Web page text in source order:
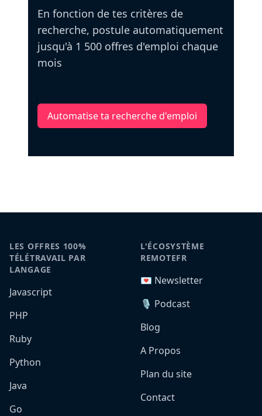
En fonction de tes critères de
recherche, postule automatiquement
jusqu'à 1 500 offres d'emploi chaque
mois
Automatise ta recherche d'emploi
LES OFFRES 100%
TÉLÉTRAVAIL PAR
LANGAGE
Javascript
PHP
Ruby
Python
Java
Go
L'ÉCOSYSTÈME
REMOTEFR
💌 Newsletter
🎙️ Podcast
Blog
A Propos
Plan du site
Contact